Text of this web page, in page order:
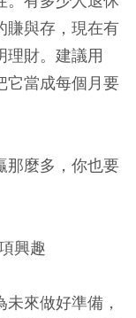
賺與存，現在有
理財。建議用
它當成每個月要
那麼多，你也要
興趣
來做好準備，